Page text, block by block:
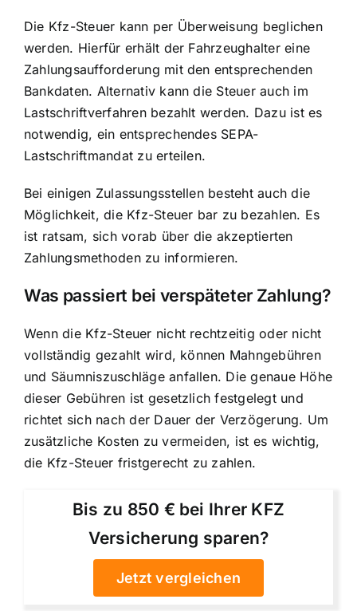
Die Kfz-Steuer kann per Überweisung beglichen
werden. Hierfür erhält der Fahrzeughalter eine
Zahlungsaufforderung mit den entsprechenden
Bankdaten. Alternativ kann die Steuer auch im
Lastschriftverfahren bezahlt werden. Dazu ist es
notwendig, ein entsprechendes SEPA-
Lastschriftmandat zu erteilen.
Bei einigen Zulassungsstellen besteht auch die
Möglichkeit, die Kfz-Steuer bar zu bezahlen. Es
ist ratsam, sich vorab über die akzeptierten
Zahlungsmethoden zu informieren.
Was passiert bei verspäteter Zahlung?
Wenn die Kfz-Steuer nicht rechtzeitig oder nicht
vollständig gezahlt wird, können Mahngebühren
und Säumniszuschläge anfallen. Die genaue Höhe
dieser Gebühren ist gesetzlich festgelegt und
richtet sich nach der Dauer der Verzögerung. Um
zusätzliche Kosten zu vermeiden, ist es wichtig,
die Kfz-Steuer fristgerecht zu zahlen.
Bis zu 850 € bei Ihrer KFZ
Versicherung sparen?
Jetzt vergleichen